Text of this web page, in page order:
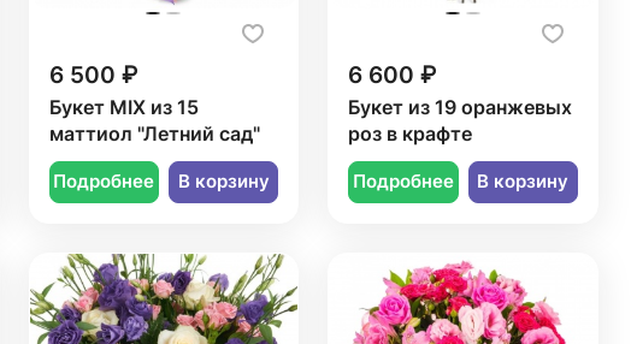
6 500 ₽
Букет MIX из 15
маттиол "Летний сад"
Подробнее В корзину
6 600 ₽
Букет из 19 оранжевых
роз в крафте
Подробнее В корзину